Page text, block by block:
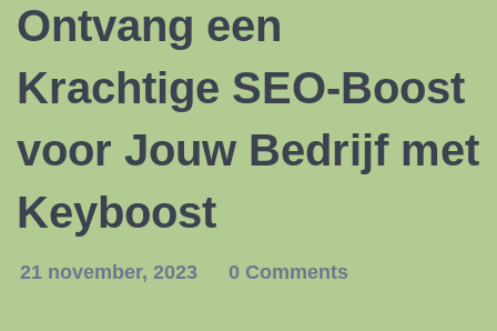
Ontvang een
Krachtige SEO-Boost
voor Jouw Bedrijf met
Keyboost
21 november, 2023 0 Comments